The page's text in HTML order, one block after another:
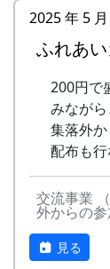
オーナ
10月
10月
5月14
植え
6月11
刈り、
2025 年 5
ふれあ
200円で
みなが
集落外
配布も
交流事業
外からの参
見る